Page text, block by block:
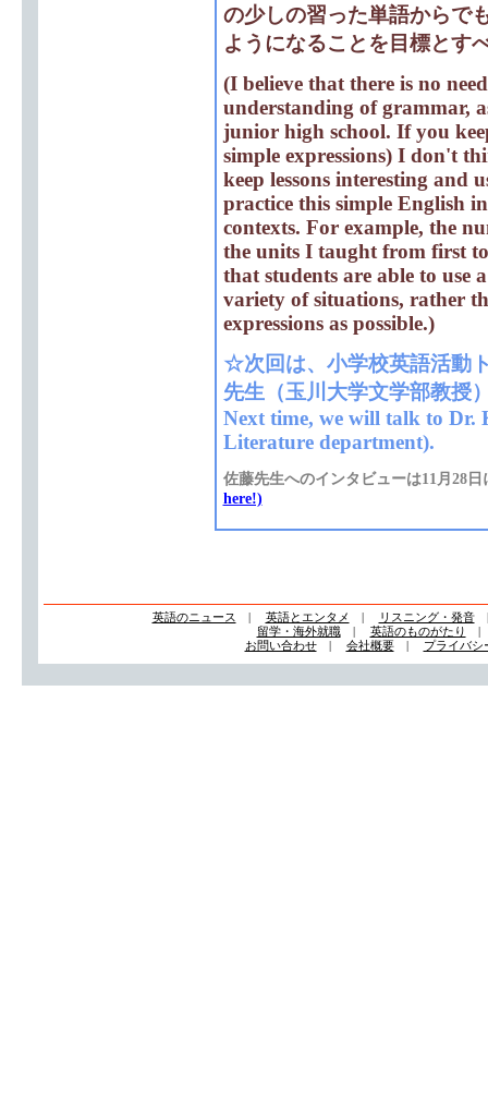
の少しの習った単語からで
ようになることを目標とす
(I believe that there is no
understanding of grammar,
junior high school. If you
simple expressions) I don't
keep lessons interesting and
practice this simple English
contexts. For example, the
the units I taught from first
that students are able to use
variety of situations, rather
expressions as possible.)
☆次回は、小学校英語活動
先生（玉川大学文学部教授
Next time, we will talk to Dr.
Literature department).
佐藤先生へのインタビューは11月28
here!)
英語のニュース | 英語とエンタメ | リスニング・発音
留学・海外就職| 英語のものがたり
お問い合わせ| 会社概要| プライバシ